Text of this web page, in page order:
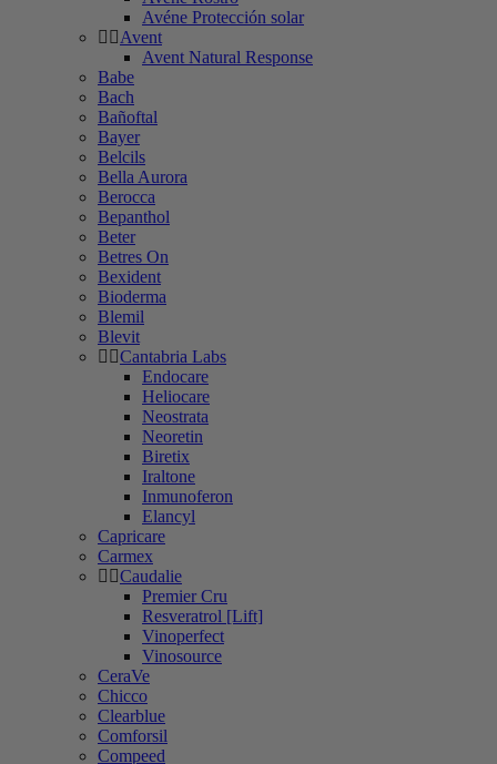
Avéne Protección solar
Avent
Avent Natural Response
Babe
Bach
Bañoftal
Bayer
Belcils
Bella Aurora
Berocca
Bepanthol
Beter
Betres On
Bexident
Bioderma
Blemil
Blevit
Cantabria Labs
Endocare
Heliocare
Neostrata
Neoretin
Biretix
Iraltone
Inmunoferon
Elancyl
Capricare
Carmex
Caudalie
Premier Cru
Resveratrol [Lift]
Vinoperfect
Vinosource
CeraVe
Chicco
Clearblue
Comforsil
Compeed